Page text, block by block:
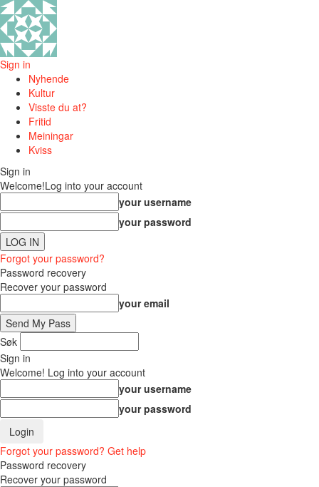
Sign in
Nyhende
Kultur
Visste du at?
Fritid
Meiningar
Kviss
Sign in
Welcome!Log into your account
your username
your password
Forgot your password?
Password recovery
Recover your password
your email
Søk
Sign in
Welcome! Log into your account
your username
your password
Forgot your password? Get help
Password recovery
Recover your password